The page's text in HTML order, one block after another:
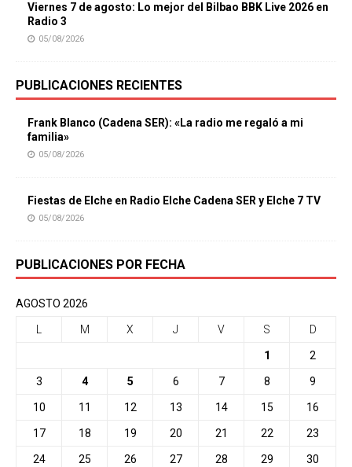
Viernes 7 de agosto: Lo mejor del Bilbao BBK Live 2026 en
Radio 3
05/08/2026
PUBLICACIONES RECIENTES
Frank Blanco (Cadena SER): «La radio me regaló a mi
familia»
05/08/2026
Fiestas de Elche en Radio Elche Cadena SER y Elche 7 TV
05/08/2026
PUBLICACIONES POR FECHA
AGOSTO 2026
M X J V S D
1 2
3 4 5 6 7 8 9
10 11 12 13 14 15 16
17 18 19 20 21 22 23
24 25 26 27 28 29 30